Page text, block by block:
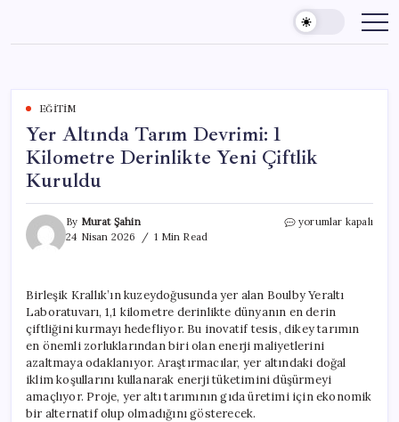
content
EĞITIM
Yer Altında Tarım Devrimi: 1
Kilometre Derinlikte Yeni Çiftlik
Kuruldu
By Murat Şahin
24 Nisan 2026
1 Min Read
Yer
Kilometre
Derinlikte
Yeni
Çiftlik
Kuruldu
yorumlar kapalı
Birleşik Krallık’ın kuzeydoğusunda yer alan Boulby Yeraltı
Laboratuvarı, 1,1 kilometre derinlikte dünyanın en derin
çiftliğini kurmayı hedefliyor. Bu inovatif tesis, dikey tarımın
en önemli zorluklarından biri olan enerji maliyetlerini
azaltmaya odaklanıyor. Araştırmacılar, yer altındaki doğal
iklim koşullarını kullanarak enerji tüketimini düşürmeyi
amaçlıyor. Proje, yer altı tarımının gıda üretimi için ekonomik
bir alternatif olup olmadığını gösterecek.